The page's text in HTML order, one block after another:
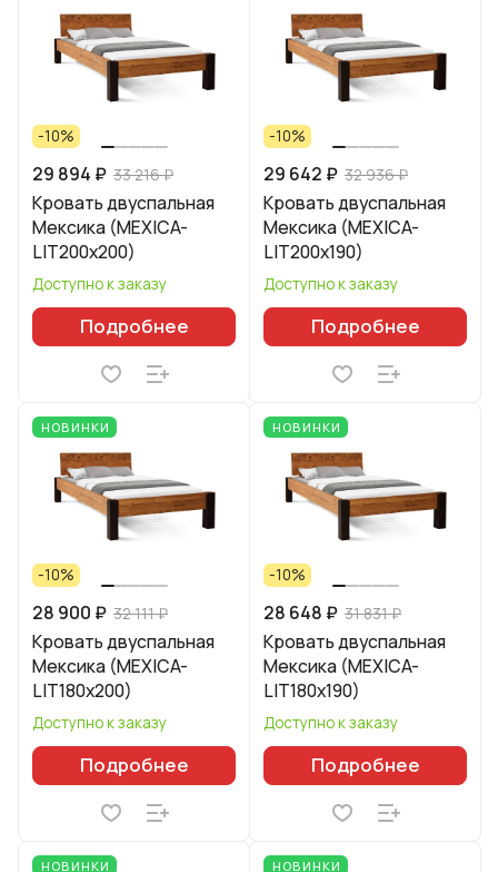
-10%
29 894 ₽ 33 216 ₽
Кровать двуспальная
Мексика (MEXICA-
LIT200х200)
Доступно к заказу
Подробнее
-10%
29 642 ₽ 32 936 ₽
Кровать двуспальная
Мексика (MEXICA-
LIT200х190)
Доступно к заказу
Подробнее
НОВИНКИ
-10%
28 900 ₽ 32 111 ₽
Кровать двуспальная
Мексика (MEXICA-
LIT180х200)
Доступно к заказу
Подробнее
НОВИНКИ
-10%
28 648 ₽ 31 831 ₽
Кровать двуспальная
Мексика (MEXICA-
LIT180х190)
Доступно к заказу
Подробнее
НОВИНКИ НОВИНКИ